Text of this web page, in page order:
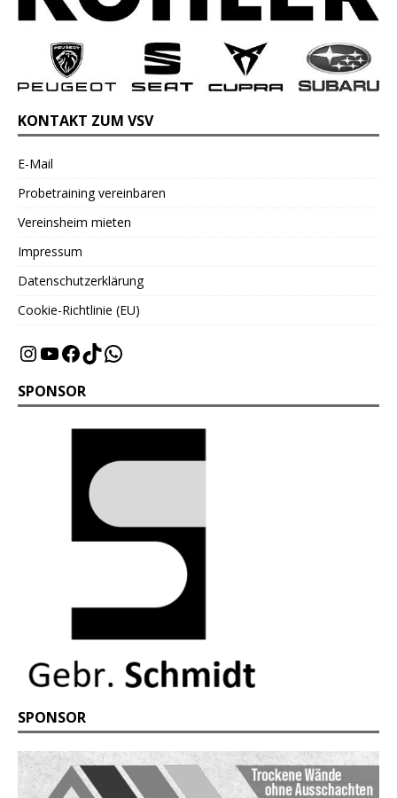
KONTAKT ZUM VSV
E-Mail
Probetraining vereinbaren
Vereinsheim mieten
Impressum
Datenschutzerklärung
Cookie-Richtlinie (EU)
SPONSOR
SPONSOR